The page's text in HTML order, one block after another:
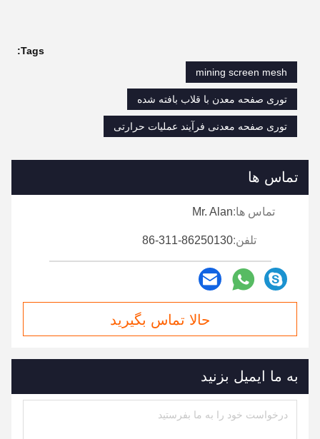
Tags:
mining screen mesh
توری صفحه معدن با قلاب بافته شده
توری صفحه معدنی فرآیند عملیات حرارتی
تماس ها
تماس ها:Mr. Alan
تلفن:86-311-86250130
حالا تماس بگیرید
به ما ایمیل بزنید